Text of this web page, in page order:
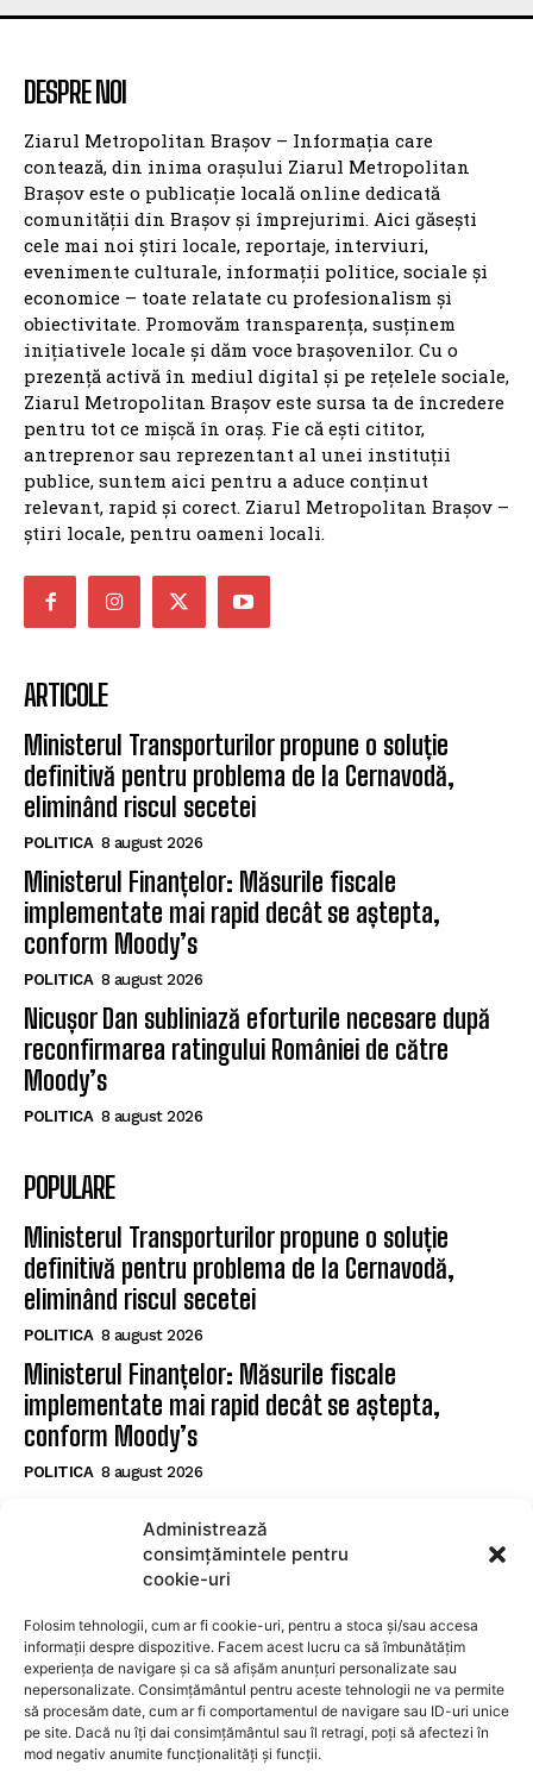
Administrează
consimțămintele pentru
cookie-uri
Folosim tehnologii, cum ar fi cookie-uri, pentru a stoca și/sau accesa
informații despre dispozitive. Facem acest lucru ca să îmbunătățim
experiența de navigare și ca să afișăm anunțuri personalizate sau
nepersonalizate. Consimțământul pentru aceste tehnologii ne va permite
să procesăm date, cum ar fi comportamentul de navigare sau ID-uri unice
pe site. Dacă nu îți dai consimțământul sau îl retragi, poți să afectezi în
mod negativ anumite funcționalități și funcții.
DESPRE NOI
Ziarul Metropolitan Brașov – Informația care
contează, din inima orașului Ziarul Metropolitan
Brașov este o publicație locală online dedicată
comunității din Brașov și împrejurimi. Aici găsești
cele mai noi știri locale, reportaje, interviuri,
evenimente culturale, informații politice, sociale și
economice – toate relatate cu profesionalism și
obiectivitate. Promovăm transparența, susținem
inițiativele locale și dăm voce brașovenilor. Cu o
prezență activă în mediul digital și pe rețelele sociale,
Ziarul Metropolitan Brașov este sursa ta de încredere
pentru tot ce mișcă în oraș. Fie că ești cititor,
antreprenor sau reprezentant al unei instituții
publice, suntem aici pentru a aduce conținut
relevant, rapid și corect. Ziarul Metropolitan Brașov –
știri locale, pentru oameni locali.
ARTICOLE
Ministerul Transporturilor propune o soluție
definitivă pentru problema de la Cernavodă,
eliminând riscul secetei
POLITICA 8 august 2026
Ministerul Finanțelor: Măsurile fiscale
implementate mai rapid decât se aștepta,
conform Moody’s
POLITICA 8 august 2026
Nicușor Dan subliniază eforturile necesare după
reconfirmarea ratingului României de către
Moody’s
POLITICA 8 august 2026
POPULARE
Ministerul Transporturilor propune o soluție
definitivă pentru problema de la Cernavodă,
eliminând riscul secetei
POLITICA 8 august 2026
Ministerul Finanțelor: Măsurile fiscale
implementate mai rapid decât se aștepta,
conform Moody’s
POLITICA 8 august 2026
reconfirmarea ratingului României de către
SUBSCRIBE